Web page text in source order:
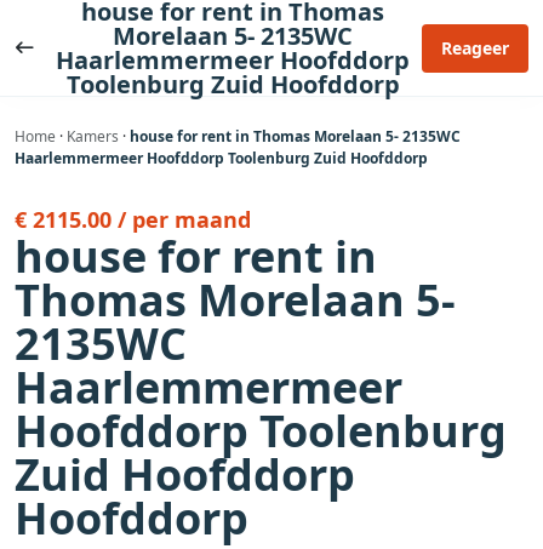
naar
house for rent in Thomas
Morelaan 5- 2135WC
Haarlemmermeer Hoofddorp
Toolenburg Zuid Hoofddorp
Reageer
Home · Kamers · house for rent in Thomas Morelaan 5- 2135WC
Haarlemmermeer Hoofddorp Toolenburg Zuid Hoofddorp
€ 2115.00 / per maand
house for rent in
Thomas Morelaan 5-
2135WC
Haarlemmermeer
Hoofddorp Toolenburg
Zuid Hoofddorp
Hoofddorp